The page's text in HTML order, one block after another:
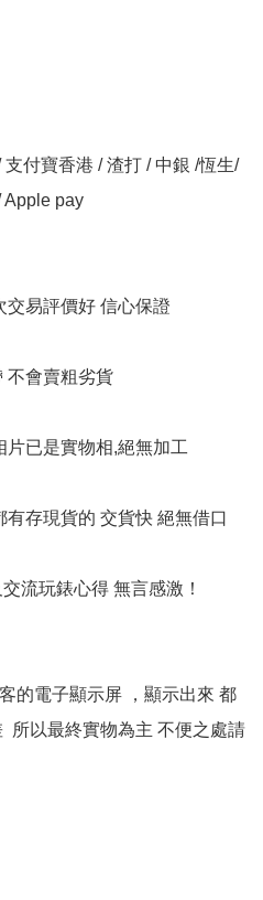
付寶香港 / 渣打 / 中銀 /恆生/
Apple pay
交易評價好 信心保證
不會賣粗劣貨
已是實物相,絕無加工
存現貨的 交貨快 絕無借口
流玩錶心得 無言感激！
的電子顯示屏 ，顯示出來 都
所以最終實物為主 不便之處請